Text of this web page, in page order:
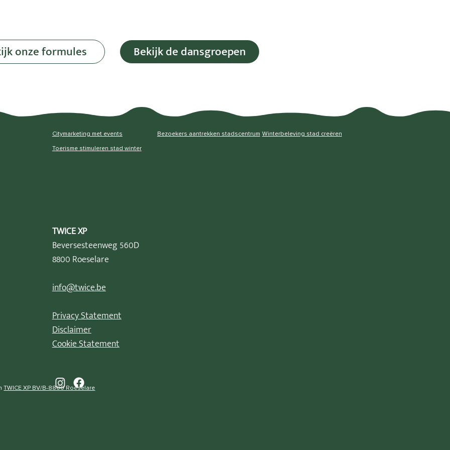
onze formules Bekijk de dansgroepen
Citymarketing met events Bezoekers aantrekken stadscentrum Winterbeleving stad creëren
Toerisme stimuleren stad winter
TWICE XP BV/B-8800 Roeselare
TWICE XP
Beversesteenweg 560D
8800 Roeselare
info@twice.be
Privacy Statement
Disclaimer
Cookie Statement